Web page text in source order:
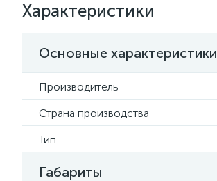
Характеристики
Основные характеристики
Производитель
Страна производства
Тип
Габариты